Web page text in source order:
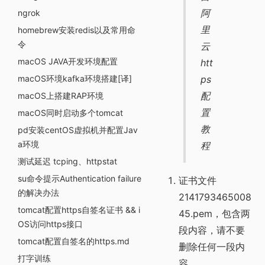
ngrok
homebrew安装redis以及常用命
令
macOS JAVA开发环境配置
macOS环境kafka环境搭建[译]
macOS上搭建RAP环境
macOS同时启动多个tomcat
pd安装centOS虚拟机并配置Jav
a环境
测试延迟 tcping、httpstat
su命令提示Authentication failure
的解决办法
tomcat配置https自签名证书 && i
OS访问https接口
tomcat配置自签名的https.md
打字训练
阿
里
云
htt
ps
配
置
教
程
证书文件
2141793465008
45.pem，包含两
段内容，请不要
删除任何一段内